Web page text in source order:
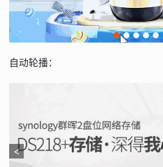
自动轮播：